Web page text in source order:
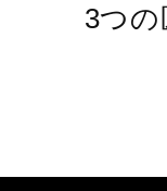
3つの